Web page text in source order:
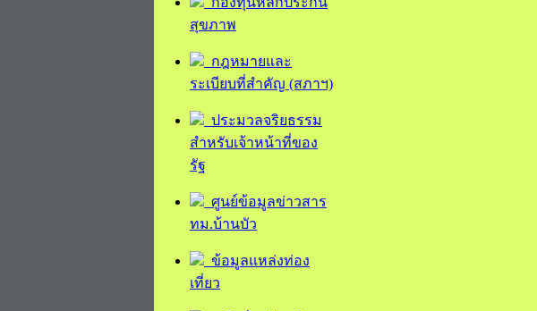
สุขภาพ
กฎหมายและ
ระเบียบที่สำคัญ (สภาฯ)
ประมวลจริยธรรม
สำหรับเจ้าหน้าที่ของ
รัฐ
ศูนย์ข้อมูลข่าวสาร
ทม.บ้านบัว
ข้อมูลแหล่งท่อง
เที่ยว